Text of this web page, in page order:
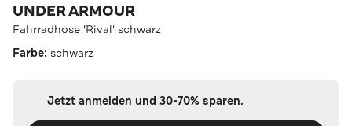
UNDER ARMOUR
Fahrradhose 'Rival' schwarz
Farbe: schwarz
Jetzt anmelden und 30-70% sparen.